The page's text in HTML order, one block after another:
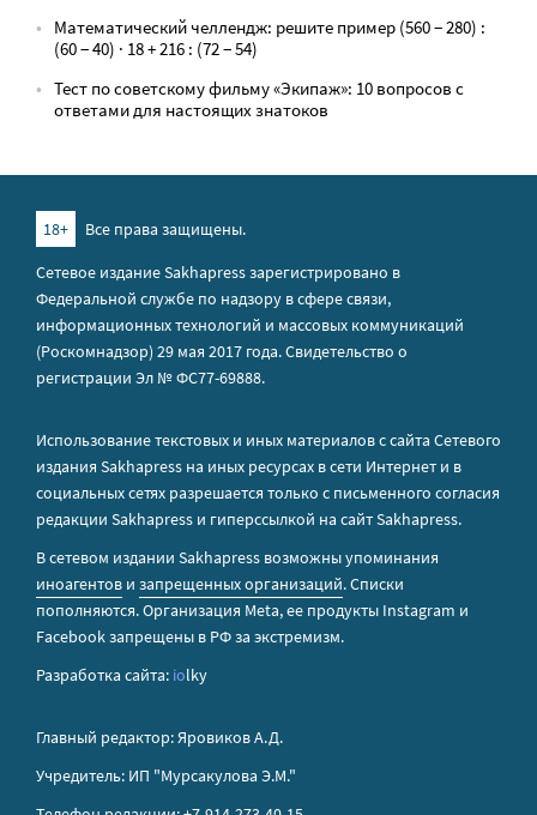
Математический челлендж: решите пример (560 − 280) :
(60 − 40) · 18 + 216 : (72 − 54)
Тест по советскому фильму «Экипаж»: 10 вопросов с
ответами для настоящих знатоков
18+
Все права защищены.
Сетевое издание Sakhapress зарегистрировано в
Федеральной службе по надзору в сфере связи,
информационных технологий и массовых коммуникаций
(Роскомнадзор) 29 мая 2017 года. Свидетельство о
регистрации Эл № ФС77-69888.
Использование текстовых и иных материалов с сайта Сетевого
издания Sakhapress на иных ресурсах в сети Интернет и в
социальных сетях разрешается только с письменного согласия
редакции Sakhapress и гиперссылкой на сайт Sakhapress.
В сетевом издании Sakhapress возможны упоминания
иноагентов и запрещенных организаций. Списки
пополняются. Организация Metа, ее продукты Instagram и
Facebook запрещены в РФ за экстремизм.
Разработка сайта: iolky
Главный редактор: Яровиков А.Д.
Учредитель: ИП "Мурсакулова Э.М."